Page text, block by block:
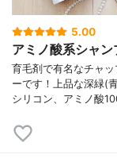
5.00
アミノ酸系シャン
育毛剤で有名なチャ
ーです！上品な深緑(
シリコン、アミノ酸